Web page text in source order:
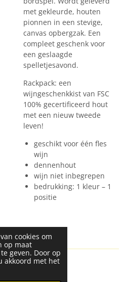
cookies om
op maat
geven. Door op
akkoord met het
met gekleurde, houten
pionnen in een stevige,
canvas opbergzak. Een
compleet geschenk voor
een geslaagde
spelletjesavond.
Rackpack: een
wijngeschenkkist van FSC
100% gecertificeerd hout
met een nieuw tweede
leven!
geschikt voor één fles
wijn
dennenhout
wijn niet inbegrepen
bedrukking: 1 kleur – 1
positie
ALGEMENE